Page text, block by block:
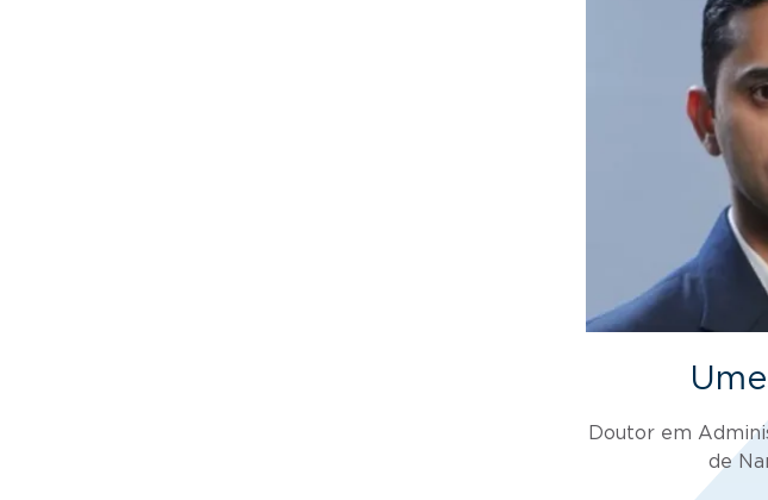
Doutor em
de